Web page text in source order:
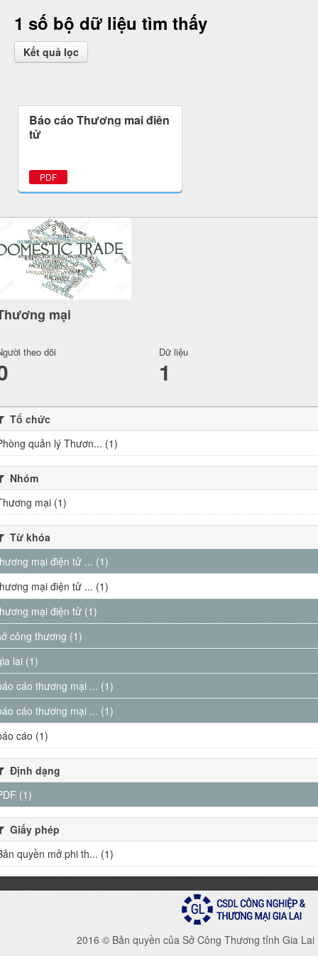
1 số bộ dữ liệu tìm thấy
Kết quả lọc
Báo cáo Thương mại điện
tử
PDF
mại
theo dõi Dữ liệu
1
Tổ chức
quản lý Thươn... (1)
Nhóm
mại (1)
Từ khóa
mại điện tử ... (1)
mại điện tử ... (1)
mại điện tử (1)
công thương (1)
lai (1)
cáo thương mại ... (1)
cáo thương mại ... (1)
cáo (1)
Định dạng
(1)
Giấy phép
quyền mở phi th... (1)
2016 © Bản quyền của Sở Công Thương tỉnh Gia Lai